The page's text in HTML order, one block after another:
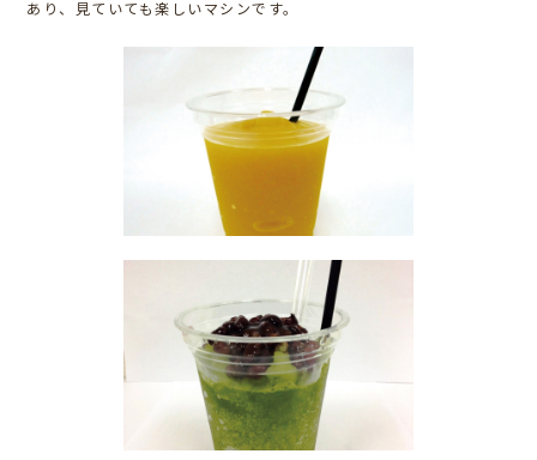
あり、見ていても楽しいマシンです。